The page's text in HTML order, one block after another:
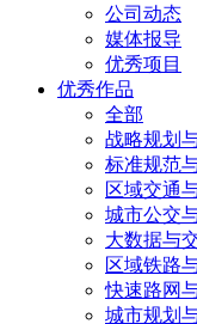
公司动态
媒体报导
优秀项目
优秀作品
全部
战略规划
标准规范
区域交通
城市公交
大数据与
区域铁路
快速路网
城市规划